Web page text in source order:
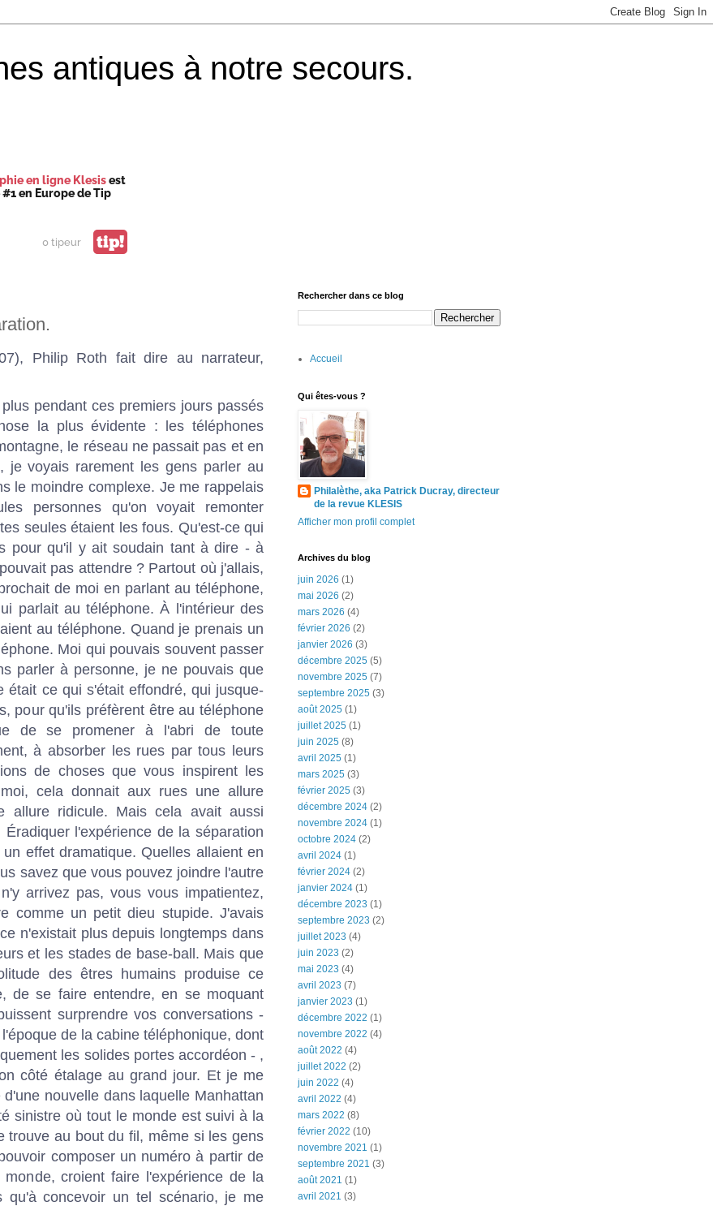
antiques à notre secours.
en ligne Klesisest
en Europe de Tip
0 tipeur tip!
Philip Roth fait dire au narrateur,
pendant ces premiers jours passés
la plus évidente : les téléphones
le réseau ne passait pas et en
je voyais rarement les gens parler au
le moindre complexe. Je me rappelais
personnes qu'on voyait remonter
seules étaient les fous. Qu'est-ce qui
pour qu'il y ait soudain tant à dire - à
pas attendre ? Partout où j'allais,
de moi en parlant au téléphone,
parlait au téléphone. À l'intérieur des
au téléphone. Quand je prenais un
Moi qui pouvais souvent passer
parler à personne, je ne pouvais que
était ce qui s'était effondré, qui jusque-
pour qu'ils préfèrent être au téléphone
de se promener à l'abri de toute
à absorber les rues par tous leurs
de choses que vous inspirent les
cela donnait aux rues une allure
allure ridicule. Mais cela avait aussi
l'expérience de la séparation
effet dramatique. Quelles allaient en
savez que vous pouvez joindre l'autre
arrivez pas, vous vous impatientez,
comme un petit dieu stupide. J'avais
n'existait plus depuis longtemps dans
et les stades de base-ball. Mais que
des êtres humains produise ce
de se faire entendre, en se moquant
surprendre vos conversations -
de la cabine téléphonique, dont
les solides portes accordéon - ,
côté étalage au grand jour. Et je me
nouvelle dans laquelle Manhattan
sinistre où tout le monde est suivi à la
trouve au bout du fil, même si les gens
composer un numéro à partir de
croient faire l'expérience de la
qu'à concevoir un tel scénario, je me
Rechercher dans ce blog
Accueil
Qui êtes-vous ?
Philalèthe, aka Patrick Ducray, directeur
de la revue KLESIS
Afficher mon profil complet
Archives du blog
juin 2026 (1)
mai 2026 (2)
mars 2026 (4)
février 2026 (2)
janvier 2026 (3)
décembre 2025 (5)
novembre 2025 (7)
septembre 2025 (3)
août 2025 (1)
juillet 2025 (1)
juin 2025 (8)
avril 2025 (1)
mars 2025 (3)
février 2025 (3)
décembre 2024 (2)
novembre 2024 (1)
octobre 2024 (2)
avril 2024 (1)
février 2024 (2)
janvier 2024 (1)
décembre 2023 (1)
septembre 2023 (2)
juillet 2023 (4)
juin 2023 (2)
mai 2023 (4)
avril 2023 (7)
janvier 2023 (1)
décembre 2022 (1)
novembre 2022 (4)
août 2022 (4)
juillet 2022 (2)
juin 2022 (4)
avril 2022 (4)
mars 2022 (8)
février 2022 (10)
novembre 2021 (1)
septembre 2021 (3)
août 2021 (1)
avril 2021 (3)